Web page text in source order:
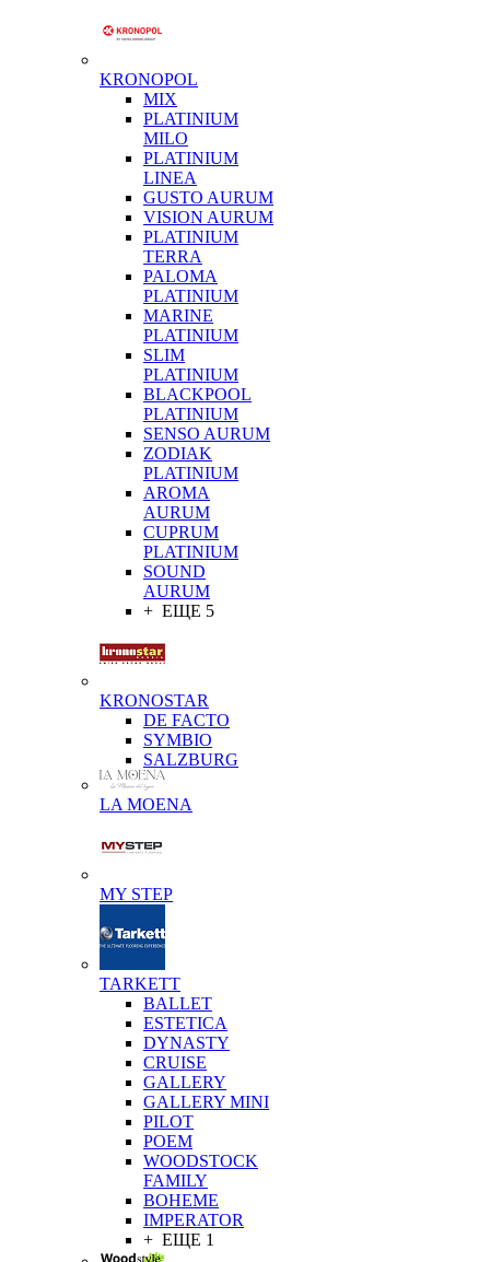
KRONOPOL
MIX
PLATINIUM
MILO
PLATINIUM
LINEA
GUSTO AURUM
VISION AURUM
PLATINIUM
TERRA
PALOMA
PLATINIUM
MARINE
PLATINIUM
SLIM
PLATINIUM
BLACKPOOL
PLATINIUM
SENSO AURUM
ZODIAK
PLATINIUM
AROMA
AURUM
CUPRUM
PLATINIUM
SOUND
AURUM
+ ЕЩЕ 5
KRONOSTAR
DE FACTO
SYMBIO
SALZBURG
LA MOENA
MY STEP
TARKETT
BALLET
ESTETICA
DYNASTY
CRUISE
GALLERY
GALLERY MINI
PILOT
POEM
WOODSTOCK
FAMILY
BOHEME
IMPERATOR
+ ЕЩЕ 1